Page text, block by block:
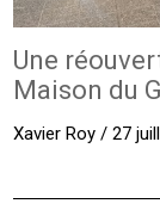
Une
Maison du
Xavier Roy / 27